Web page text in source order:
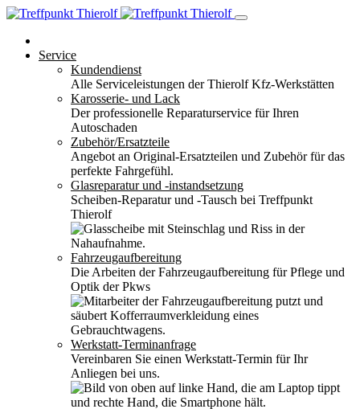
Service
Kundendienst
Alle Serviceleistungen der Thierolf Kfz-Werkstätten
Karosserie- und Lack
Der professionelle Reparaturservice für Ihren
Autoschaden
Zubehör/Ersatzteile
Angebot an Original-Ersatzteilen und Zubehör für das
perfekte Fahrgefühl.
Glasreparatur und -instandsetzung
Scheiben-Reparatur und -Tausch bei Treffpunkt
Thierolf
Fahrzeugaufbereitung
Die Arbeiten der Fahrzeugaufbereitung für Pflege und
Optik der Pkws
Werkstatt-Terminanfrage
Vereinbaren Sie einen Werkstatt-Termin für Ihr
Anliegen bei uns.